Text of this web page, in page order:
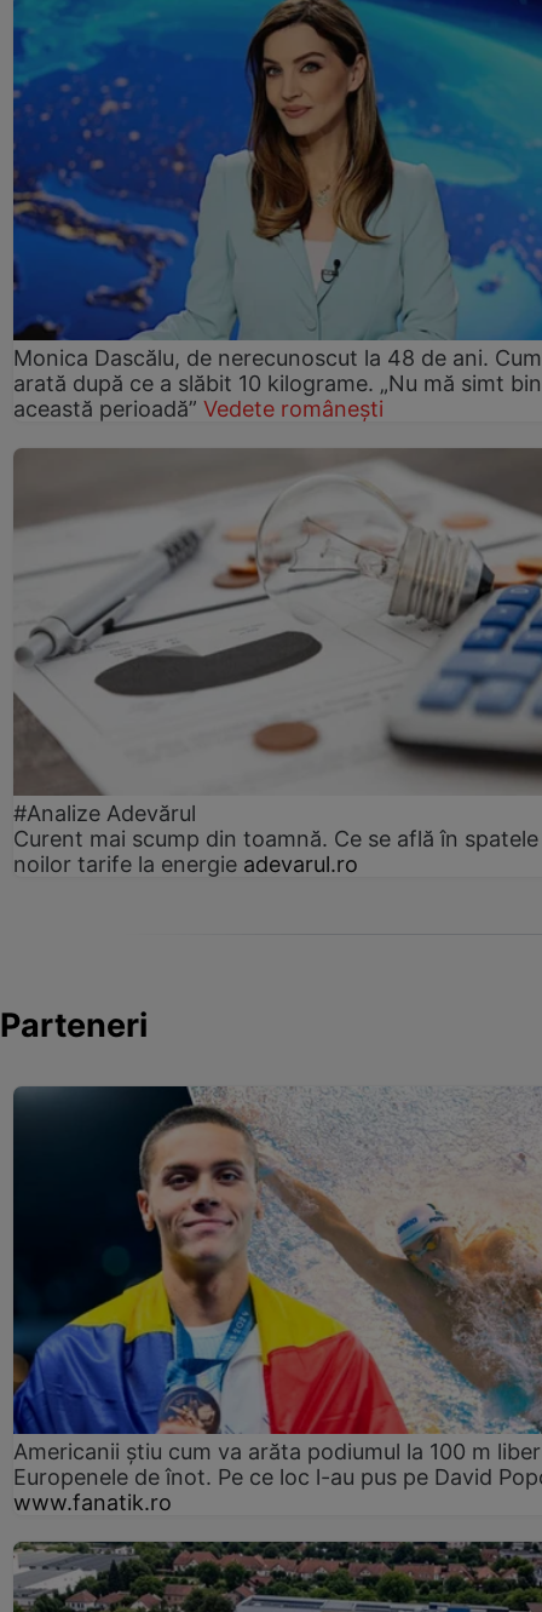
Monica Dascălu, de nerecunoscut la 48 de ani. Cum
arată după ce a slăbit 10 kilograme. „Nu mă simt
această perioadă” Vedete românești
#Analize Adevărul
Curent mai scump din toamnă. Ce se află în spatele
noilor tarife la energie adevarul.ro
Parteneri
Americanii știu cum va arăta podiumul la 100 m
Europenele de înot. Pe ce loc l-au pus pe David
www.fanatik.ro